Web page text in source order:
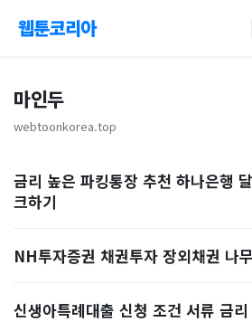
웹툰코리아
마인두
webtoonkorea.top
금리 높은 파킹통장 추천 하나은행
크하기
NH투자증권 채권투자 장외채권 나
신생아특례대출 신청 조건 서류 금